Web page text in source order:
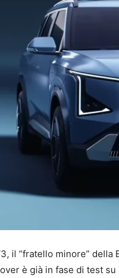
il “fratello minore”
è già in fase di test su